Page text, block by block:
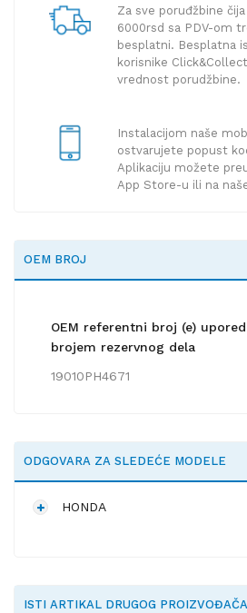
Za sve poruđžbine
6000rsd sa PDV-om
besplatni. Besplatna
korisnike
vrednost porudžbine.
Instalacijom naše
ostvarujete popust
Aplikaciju možete
App Store-u ili na
OEM BROJ
OEM referentni broj (e)
brojem rezervnog dela
19010PH4671
ODGOVARA ZA SLEDEĆE MODELE
HONDA
ISTI ARTIKAL DRUGOG PROIZVOĐAČA